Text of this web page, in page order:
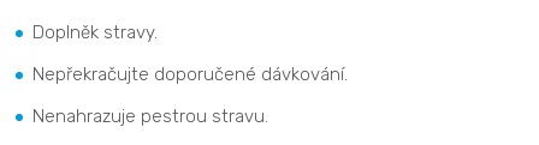
Doplněk stravy.
Nepřekračujte doporučené dávkování.
Nenahrazuje pestrou stravu.